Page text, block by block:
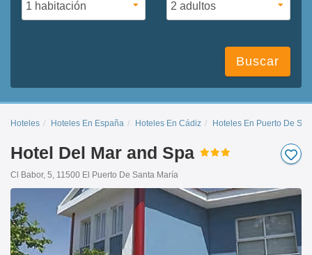
Buscar
Hoteles Hoteles En España Hoteles En Cádiz Hoteles En Puerto De
Hotel Del Mar and Spa
Cl Babor, 5, 11500 El Puerto De Santa María